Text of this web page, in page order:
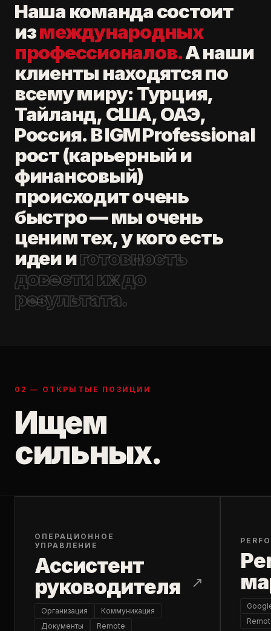
Наша командасостоит
измеждународных
профессионалов.Анаши
клиенты находятсяпо
всемумиру:Турция,
Тайланд, США,ОАЭ,
Россия.ВIGMProfessional
рост(карьерныйи
финансовый)
происходиточень
быстро—мыочень
ценимтех,укогоесть
идеииготовность
довести их до
результата.
02 — ОТКРЫТЫЕ ПОЗИЦИИ
Ищем
сильных.
ОПЕРАЦИОННОЕ
УПРАВЛЕНИЕ
Ассистент
руководителя
Организация
Коммуникация
Документы
Remote
↗